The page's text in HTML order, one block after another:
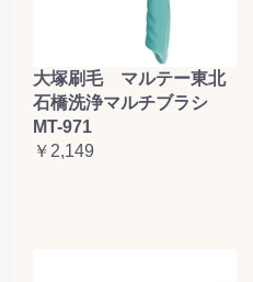
大塚刷毛 マルテー東北
石橋洗浄マルチブラシ
MT-971
￥2,149